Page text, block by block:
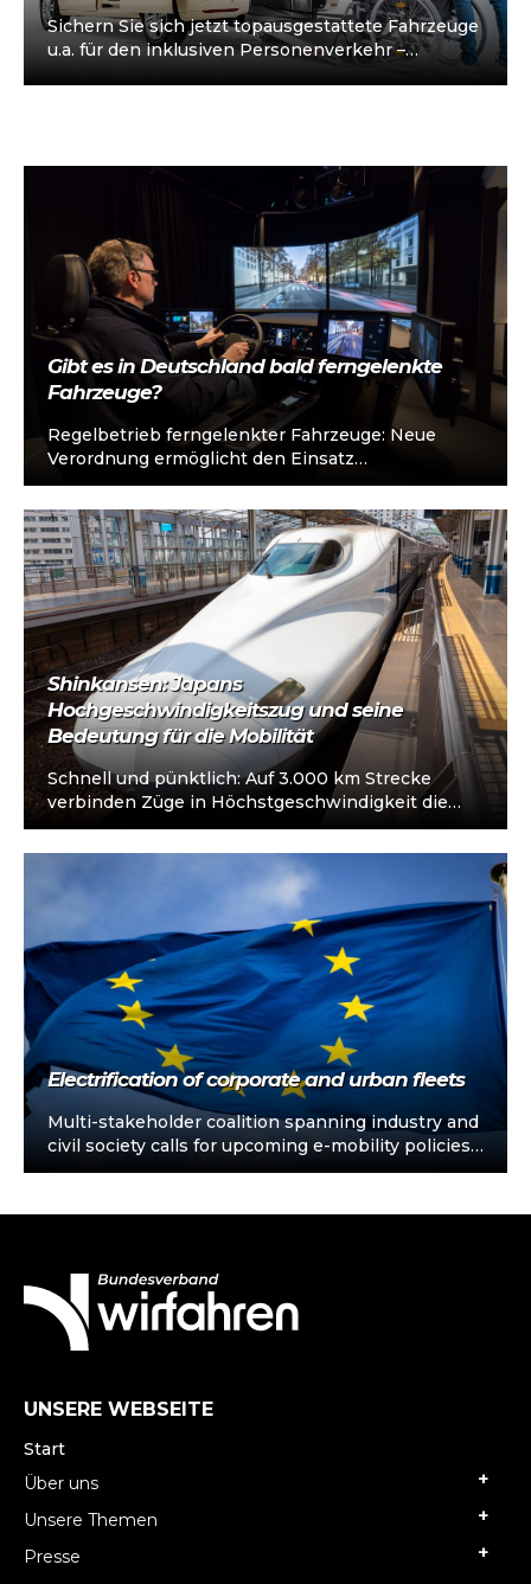
Sichern Sie sich jetzt topausgestattete Fahrzeuge
u.a. für den inklusiven Personenverkehr –
Gibt es in Deutschland bald ferngelenkte
Fahrzeuge?
Regelbetrieb ferngelenkter Fahrzeuge: Neue
Verordnung ermöglicht den Einsatz
ferngesteuerter Pkw und Lkw, z. B. im ÖPNV und
Transportwesen. Strenge Anforderungen:…
Shinkansen: Japans
Hochgeschwindigkeitszug und seine
Bedeutung für die Mobilität
Schnell und pünktlich: Auf 3.000 km Strecke
verbinden Züge in Höchstgeschwindigkeit die
Metropolen Japans. Umweltfreundlich reisen:
Weniger Inlandsflüge, geringere Emissionen…
Electrification of corporate and urban fleets
Multi-stakeholder coalition spanning industry and
civil society calls for upcoming e-mobility policies
to support electrification of corporate and urban
UNSERE WEBSEITE
Start
Über uns
Unsere Themen
Presse